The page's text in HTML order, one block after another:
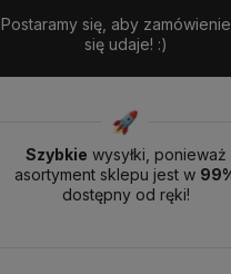
Postaramy się, aby
się udaje! :)
Szybkie wysyłki, ponieważ
asortyment sklepu jest w
dostępny od ręki!